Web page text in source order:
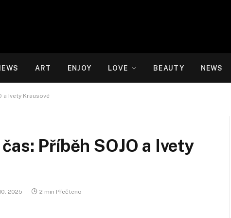
ART ENJOY LOVE BEAUTY NEWS
a Ivety Krausové
Příběh SOJO a Ivety
2025 2 min Přečteno